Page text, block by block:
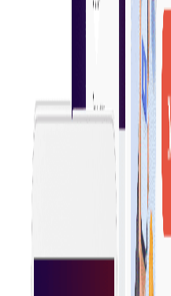
Volledige zichtbaarheid
Het effectief beheren
uitgaven van de
van het budget,
kosten te besparen en
besluitvorming voor
Consistente bedrijfsregels
Handhaaf eenvoudig
organisatie. Het zorgt